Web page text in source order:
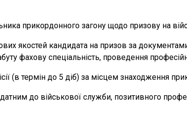
прикордонного загону щодо призову на
якостей кандидата на призов за
фахову спеціальність, проведення
(в термін до 5 діб) за місцем знаходження
до військової служби, позитивного